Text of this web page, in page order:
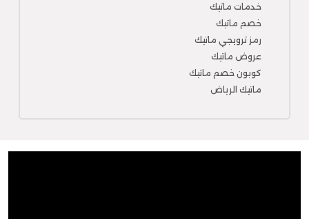
خدمات ماتيك
خصم ماتيك
رمز ترويجي ماتيك
عروض ماتيك
كوبون خصم ماتيك
ماتيك الرياض